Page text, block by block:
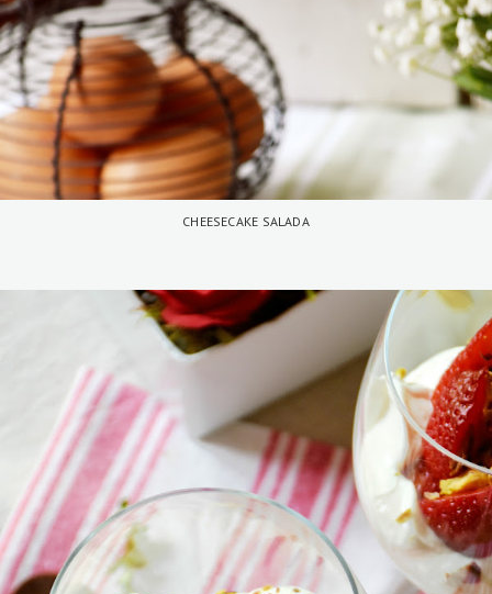
CHEESECAKE SALADA